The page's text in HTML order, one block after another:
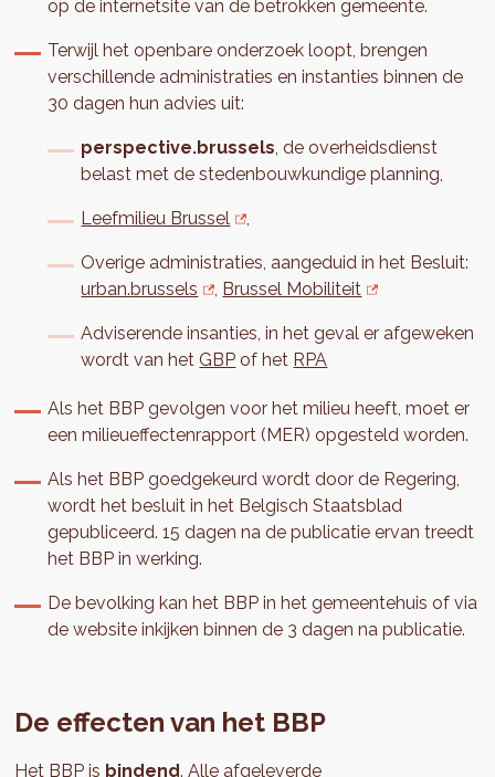
op de internetsite van de betrokken gemeente.
Terwijl het openbare onderzoek loopt, brengen
verschillende administraties en instanties binnen de
30 dagen hun advies uit:
perspective.brussels , de overheidsdienst
belast met de stedenbouwkundige planning,
Leefmilieu Brussel
Overige administraties, aangeduid in het Besluit:
urban.brussels
Brussel Mobiliteit
Adviserende insanties, in het geval er afgeweken
wordt van het GBP of het RPA
Als het BBP gevolgen voor het milieu heeft, moet er
een milieueffectenrapport (MER) opgesteld worden.
Als het BBP goedgekeurd wordt door de Regering,
wordt het besluit in het Belgisch Staatsblad
gepubliceerd. 15 dagen na de publicatie ervan treedt
het BBP in werking.
De bevolking kan het BBP in het gemeentehuis of via
de website inkijken binnen de 3 dagen na publicatie.
De effecten van het BBP
Het BBP is bindend. Alle afgeleverde